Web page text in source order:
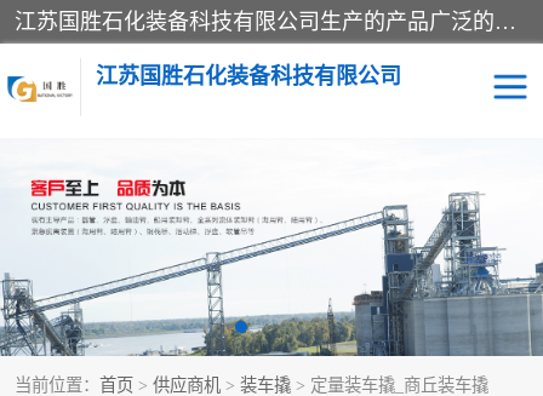
江苏国胜石化装备科技有限公司生产的产品广泛的应用于石油、石化等行业中，产品种类齐全，其中包括装卸鹤管、汽车鹤管、火车鹤管、装车鹤管、卸车鹤管、上装鹤管、下装鹤管、lng鹤管、发油鹤管、液氨鹤管、液化气鹤管等，我们生产的产品质量上乘，价格实惠，服务好，买鹤管就到国胜石化装备！
江苏国胜石化装备科技有限公司
当前位置： 首页 > 供应商机 > 装车撬 > 定量装车撬_商丘装车撬
输油臂 鹤管活动梯